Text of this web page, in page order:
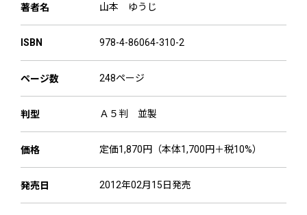
著者名 山本 ゆうじ
ISBN 978-4-86064-310-2
ページ数 248ページ
判型 Ａ５判 並製
価格 定価1,870円（本体1,700円＋税10%）
発売日 2012年02月15日発売